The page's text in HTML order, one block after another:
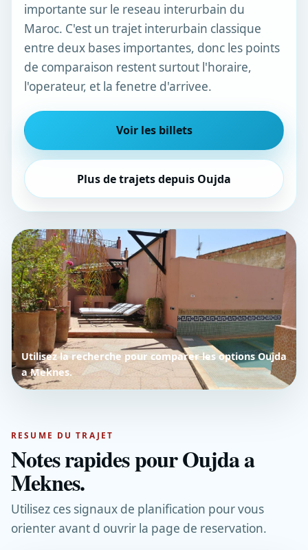
importante sur le reseau interurbain du
Maroc. C'est un trajet interurbain classique
entre deux bases importantes, donc les points
de comparaison restent surtout l'horaire,
l'operateur, et la fenetre d'arrivee.
Voir les billets
Plus de trajets depuis Oujda
Utilisez la recherche pour comparer les options Oujda
a Meknes.
RESUME DU TRAJET
Notes rapides pour Oujda a
Meknes.
Utilisez ces signaux de planification pour vous
orienter avant d ouvrir la page de reservation.